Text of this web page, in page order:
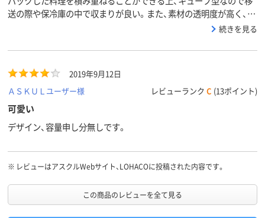
送の際や保冷庫の中で収まりが良い。また、素材の透明度が高く、上
からも横からも中身がきれいに見えます。彩のきれいな料理など、
インになるボリュームサラダは大きいサイズを、サイドメニューや
続きを見る
2019年9月12日
ＡＳＫＵＬユーザー様
レビューランク C (13ポイント)
可愛い
デザイン、容量申し分無しです。
※ レビューはアスクルWebサイト、LOHACOに投稿された内容です。
この商品のレビューを全て見る